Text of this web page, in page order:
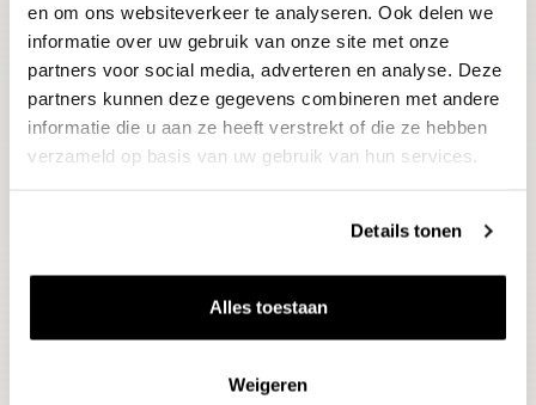
en om ons websiteverkeer te analyseren. Ook delen we
informatie over uw gebruik van onze site met onze
partners voor social media, adverteren en analyse. Deze
partners kunnen deze gegevens combineren met andere
informatie die u aan ze heeft verstrekt of die ze hebben
verzameld op basis van uw gebruik van hun services.
Details tonen
Alles toestaan
Weigeren
E-mailadres
Aanmelden